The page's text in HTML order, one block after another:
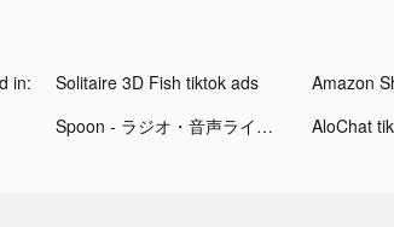
in: Solitaire 3D Fish tiktok ads Amazon
Spoon - ラジオ・音声ライブ配信 tiktok ads
AloChat